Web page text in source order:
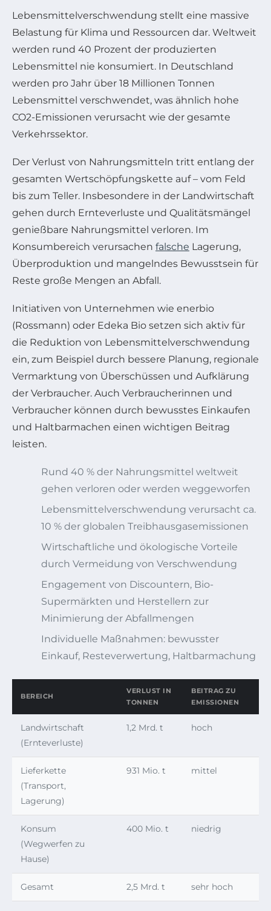
Lebensmittelverschwendung stellt eine massive
Belastung für Klima und Ressourcen dar. Weltweit
werden rund 40 Prozent der produzierten
Lebensmittel nie konsumiert. In Deutschland
werden pro Jahr über 18 Millionen Tonnen
Lebensmittel verschwendet, was ähnlich hohe
CO2-Emissionen verursacht wie der gesamte
Verkehrssektor.
Der Verlust von Nahrungsmitteln tritt entlang der
gesamten Wertschöpfungskette auf – vom Feld
bis zum Teller. Insbesondere in der Landwirtschaft
gehen durch Ernteverluste und Qualitätsmängel
genießbare Nahrungsmittel verloren. Im
Konsumbereich verursachen falsche Lagerung,
Überproduktion und mangelndes Bewusstsein für
Reste große Mengen an Abfall.
Initiativen von Unternehmen wie enerbio
(Rossmann) oder Edeka Bio setzen sich aktiv für
die Reduktion von Lebensmittelverschwendung
ein, zum Beispiel durch bessere Planung, regionale
Vermarktung von Überschüssen und Aufklärung
der Verbraucher. Auch Verbraucherinnen und
Verbraucher können durch bewusstes Einkaufen
und Haltbarmachen einen wichtigen Beitrag
leisten.
Rund 40 % der Nahrungsmittel weltweit
gehen verloren oder werden weggeworfen
Lebensmittelverschwendung verursacht ca.
10 % der globalen Treibhausgasemissionen
Wirtschaftliche und ökologische Vorteile
durch Vermeidung von Verschwendung
Engagement von Discountern, Bio-
Supermärkten und Herstellern zur
Minimierung der Abfallmengen
Individuelle Maßnahmen: bewusster
Einkauf, Resteverwertung, Haltbarmachung
BEREICH
VERLUST IN
TONNEN
BEITRAG ZU
EMISSIONEN
Landwirtschaft
(Ernteverluste)
1,2 Mrd. t hoch
Lieferkette
(Transport,
Lagerung)
931 Mio. t mittel
Konsum
(Wegwerfen zu
Hause)
400 Mio. t niedrig
Gesamt 2,5 Mrd. t sehr hoch